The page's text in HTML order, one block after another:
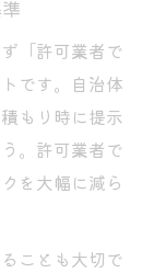
「許可業者で
です。自治体
もり時に提示
。許可業者で
を大幅に減ら
ことも大切で